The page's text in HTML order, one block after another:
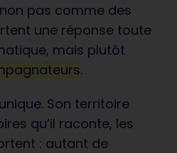
pas comme des
une réponse toute
mais plutôt
.
Son territoire
qu’il raconte, les
: autant de